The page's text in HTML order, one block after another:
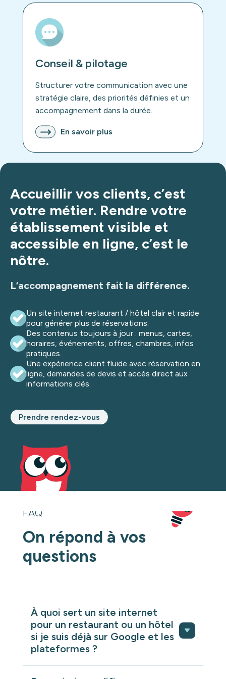
Conseil & pilotage
Structurer votre communication avec une
stratégie claire, des priorités définies et un
accompagnement dans la durée.
En savoir plus
Accueillir vos clients, c’est
votre métier. Rendre votre
établissement visible et
accessible en ligne, c’est le
nôtre.
L’accompagnement fait la différence.
Un site internet restaurant / hôtel clair et rapide
pour générer plus de réservations.
Des contenus toujours à jour : menus, cartes,
horaires, événements, offres, chambres, infos
pratiques.
Une expérience client fluide avec réservation en
ligne, demandes de devis et accès direct aux
informations clés.
Prendre rendez-vous
FAQ
On répond à vos
questions
À quoi sert un site internet
pour un restaurant ou un hôtel
si je suis déjà sur Google et les
plateformes ?